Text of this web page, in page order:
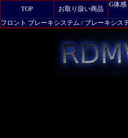
TOP お取り扱い商品
G体
フロント ブレーキシステム / ブレーキシス